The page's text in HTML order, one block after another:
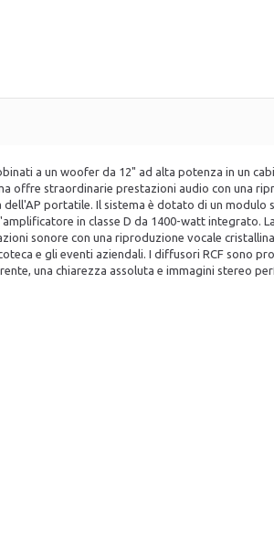
a un woofer da 12" ad alta potenza in un
offre straordinarie prestazioni audio con una
portatile. Il sistema è dotato di un
in classe D da 1400-watt integrato.
sonore con una riproduzione vocale
e gli eventi aziendali. I diffusori RCF sono
una chiarezza assoluta e immagini stereo